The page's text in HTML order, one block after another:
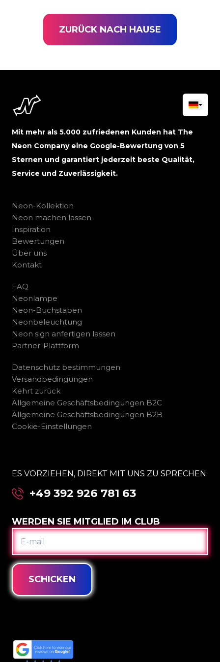
ZURÜCK NACH HAUSE
Mit mehr als 5.000 zufriedenen Kunden hat The
Neon Company eine Google-Bewertung von 5
Sternen und garantiert jederzeit beste Qualität,
Service und Zuverlässigkeit.
Neon-Kollektion
Neon machen lassen
Inspiration
Bewertungen
Über uns
Kontakt
FAQ
Neonlampe
Neon-Buchstaben
Neonbeleuchtung
Neon sign anfertigen lassen
Partner-Plattform
Datenschutz bestimmungen
Versandbedingungen
Kehrt zurück
Allgemeine Geschäftsbedingungen B2C
Allgemeine Geschäftsbedingungen B2B
Cookie-Einstellungen
ES VORZIEHEN, DIREKT MIT UNS ZU SPRECHEN:
+49 392 926 781 63
WERDEN SIE MITGLIED IM CLUB
E-
MAIL
SCHICKEN